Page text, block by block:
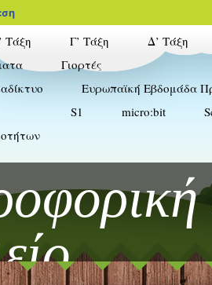
Τάξη Γ’ Τάξη Δ’ Τάξη
Γιορτές
Ευρωπαϊκή Εβδομάδα
S1 micro:bit